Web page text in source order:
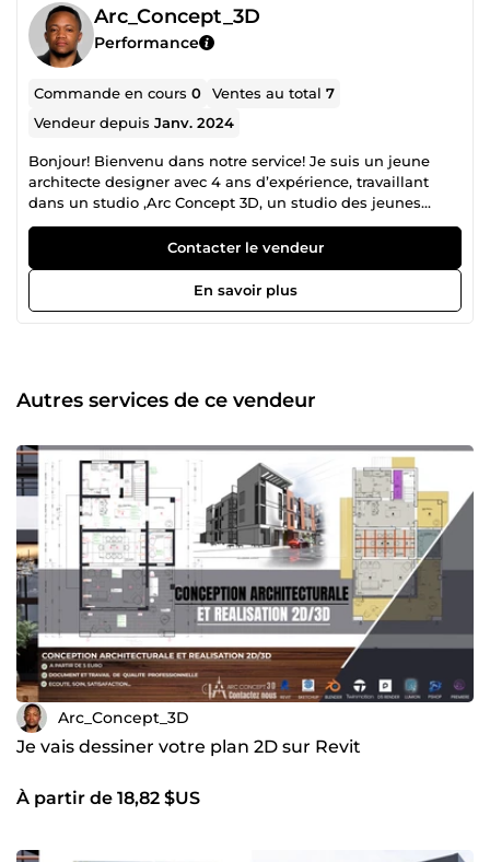
Arc_Concept_3D
Performance
Commande en cours0 Ventes au total7
Vendeur depuisJanv. 2024
Bonjour! Bienvenu dans notre service! Je suis un jeune
architecte designer avec 4 ans d’expérience, travaillant
dans un studio ,Arc Concept 3D, un studio des jeunes
architectes, designers et graphistes 2D/3D avec talents
diversifiés. Nous utilisons les dernières tendances
architecturales et techniques pour créer des
environnements uniques et fonctionnels. Que ce soit pour
des projets résidentiels, commerciaux ou industriels
clients...travaillant ensemble pour permettre le bon
processus de conception et de construction. Enfin, Nous
puissions vs insufflez nos compétences compétitives.
Contacter le vendeur
En savoir plus
Autres services de ce vendeur
Arc_Concept_3D
Je vais dessiner votre plan 2D sur Revit
À partir de 18,82 $US